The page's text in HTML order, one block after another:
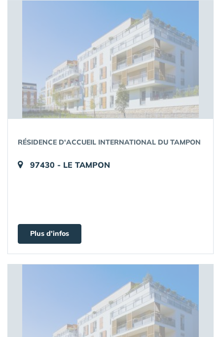
RÉSIDENCE D'ACCUEIL INTERNATIONAL DU TAMPON
97430 - LE TAMPON
Plus d'infos